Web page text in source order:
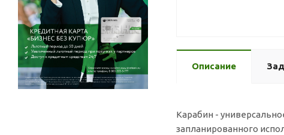
Описание
Карабин -
запланированного